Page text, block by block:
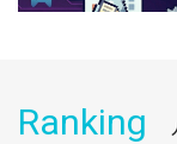
Ranking